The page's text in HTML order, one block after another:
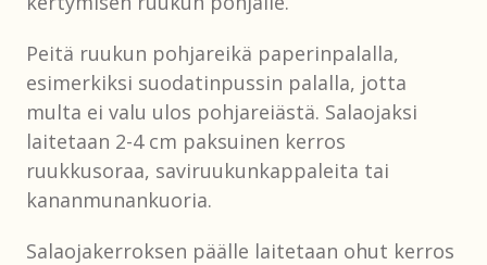
Peitä ruukun pohjareikä paperinpalalla,
esimerkiksi suodatinpussin palalla, jotta
multa ei valu ulos pohjareiästä. Salaojaksi
laitetaan 2-4 cm paksuinen kerros
ruukkusoraa, saviruukunkappaleita tai
kananmunankuoria.
Salaojakerroksen päälle laitetaan ohut kerros